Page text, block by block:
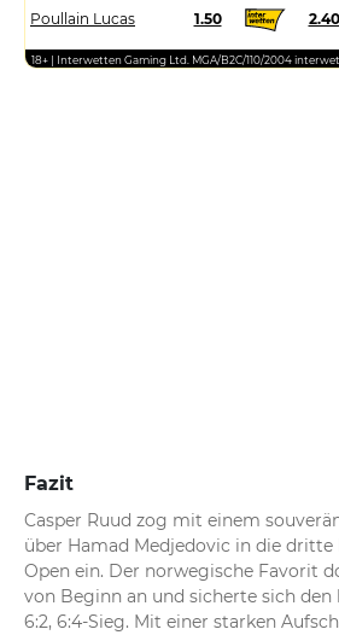
Poullain Lucas 1.50 2.40
18+ | Interwetten Gaming Ltd. MGA/B2C/110/2004
Fazit
Casper Ruud zog mit einem
über Hamad Medjedovic in die dritte
Open ein. Der norwegische Favorit
von Beginn an und sicherte sich den
6:2, 6:4-Sieg. Mit einer starken